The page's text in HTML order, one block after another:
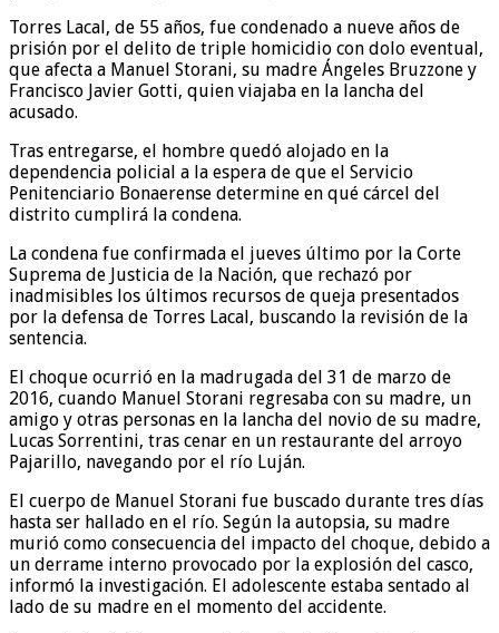
Torres Lacal, de 55 años, fue condenado a nueve años de
prisión por el delito de triple homicidio con dolo eventual,
que afecta a Manuel Storani, su madre Ángeles Bruzzone y
Francisco Javier Gotti, quien viajaba en la lancha del
acusado.
Tras entregarse, el hombre quedó alojado en la
dependencia policial a la espera de que el Servicio
Penitenciario Bonaerense determine en qué cárcel del
distrito cumplirá la condena.
La condena fue confirmada el jueves último por la Corte
Suprema de Justicia de la Nación, que rechazó por
inadmisibles los últimos recursos de queja presentados
por la defensa de Torres Lacal, buscando la revisión de la
sentencia.
El choque ocurrió en la madrugada del 31 de marzo de
2016, cuando Manuel Storani regresaba con su madre, un
amigo y otras personas en la lancha del novio de su madre,
Lucas Sorrentini, tras cenar en un restaurante del arroyo
Pajarillo, navegando por el río Luján.
El cuerpo de Manuel Storani fue buscado durante tres días
hasta ser hallado en el río. Según la autopsia, su madre
murió como consecuencia del impacto del choque, debido a
un derrame interno provocado por la explosión del casco,
informó la investigación. El adolescente estaba sentado al
lado de su madre en el momento del accidente.